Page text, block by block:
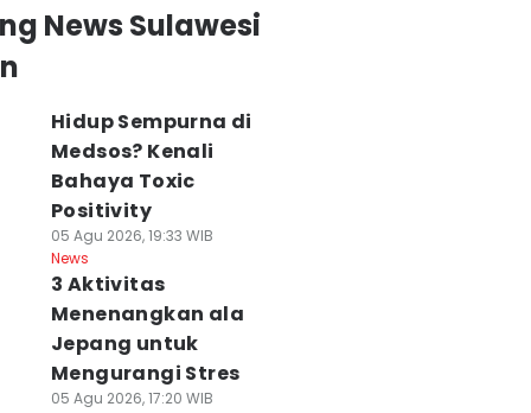
Sulsel
125
Jadi
AI Edukasi
Agu 2026, 00:39 WIB
Berasap, 713
Hektare Hangus
Terbakar
06 Agu 2026, 23:49 WIB
News
News Sulawesi
Hidup Sempurna di
Medsos? Kenali
Bahaya Toxic
Positivity
05 Agu 2026, 19:33 WIB
News
3 Aktivitas
Menenangkan ala
Jepang untuk
Mengurangi Stres
05 Agu 2026, 17:20 WIB